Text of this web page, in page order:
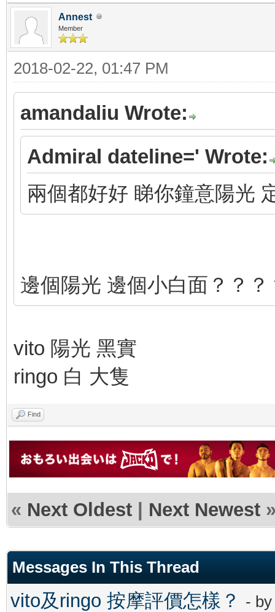
Annest
Member
2018-02-22, 01:47 PM
amandaliu Wrote:
Admiral dateline=' Wrote:
兩個都好好 睇你鐘意陽光
邊個陽光 邊個小白面？？？
vito 陽光 黑實
ringo 白 大隻
Find
« Next Oldest | Next Newest
Messages In This Thread
vito及ringo 按摩評價怎樣？ -